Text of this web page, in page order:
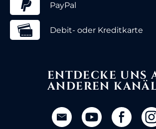
PayPal
Debit- oder Kreditkarte
ENTDECKE UNS
ANDEREN